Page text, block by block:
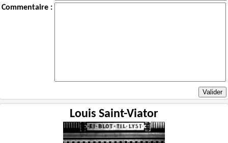
Commentaire :
Louis Saint-Viator